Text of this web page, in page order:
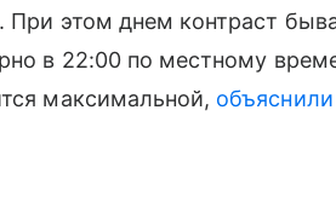
При этом днем контраст
в 22:00 по местному
максимальной, объяснили